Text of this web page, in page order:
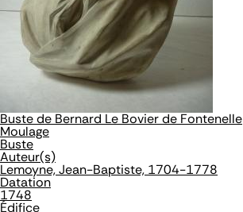
Buste de Bernard Le Bovier de Fontenelle
Moulage
Buste
Auteur(s)
Lemoyne, Jean-Baptiste, 1704-1778
Datation
1748
Édifice